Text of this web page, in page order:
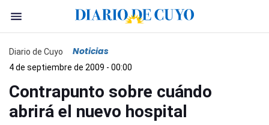
Diario de Cuyo Noticias
4 de septiembre de 2009 - 00:00
Contrapunto sobre cuándo
abrirá el nuevo hospital